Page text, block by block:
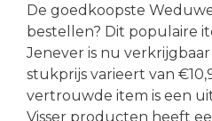
De goedkoopste
bestellen? Dit populaire
Jenever is nu verkrijgbaar
stukprijs varieert van
vertrouwde item is een
Visser producten heeft